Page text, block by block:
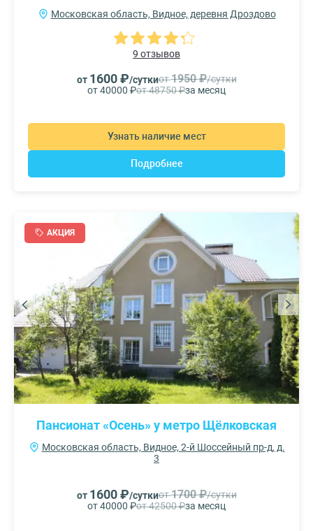
Московская область, Видное, деревня Дроздово
9 отзывов
от 1600 ₽/суткиот1950 ₽/сутки
от 40000 ₽от 48750 ₽за месяц
Узнать наличие мест
Подробнее
АКЦИЯ
Пансионат «Осень» у метро Щёлковская
Московская область, Видное, 2-й Шоссейный пр-д, д.
3
от 1600 ₽/суткиот1700 ₽/сутки
от 40000 ₽от 42500 ₽за месяц